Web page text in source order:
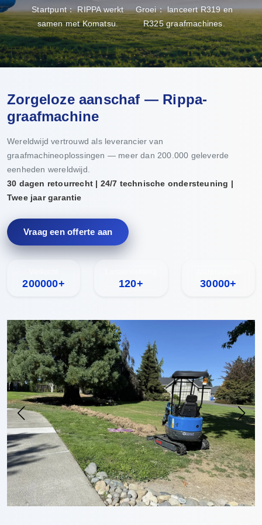
Startpunt： RIPPA werkt
samen met Komatsu.
Groei： lanceert R319 en
R325 graafmachines.
Zorgeloze aanschaf — Rippa-
graafmachine
Wereldwijd vertrouwd als leverancier van
graafmachineoplossingen — meer dan 200.000 geleverde
eenheden wereldwijd.
30 dagen retourrecht | 24/7 technische ondersteuning |
Twee jaar garantie
Vraag een offerte aan
200000+ 120+ 30000+